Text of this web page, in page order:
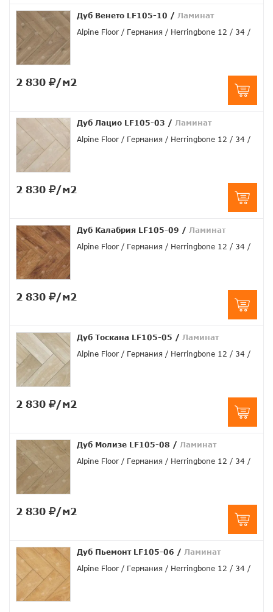
Дуб Венето LF105-10 / Ламинат
Alpine Floor
Германия Herringbone 12 34
2 830 /м2
Дуб Лацио LF105-03 / Ламинат
Alpine Floor
Германия Herringbone 12 34
2 830 /м2
Дуб Калабрия LF105-09 / Ламинат
Alpine Floor
Германия Herringbone 12 34
2 830 /м2
Дуб Тоскана LF105-05 / Ламинат
Alpine Floor
Германия Herringbone 12 34
2 830 /м2
Дуб Молизе LF105-08 / Ламинат
Alpine Floor
Германия Herringbone 12 34
2 830 /м2
Дуб Пьемонт LF105-06 / Ламинат
Alpine Floor
Германия Herringbone 12 34